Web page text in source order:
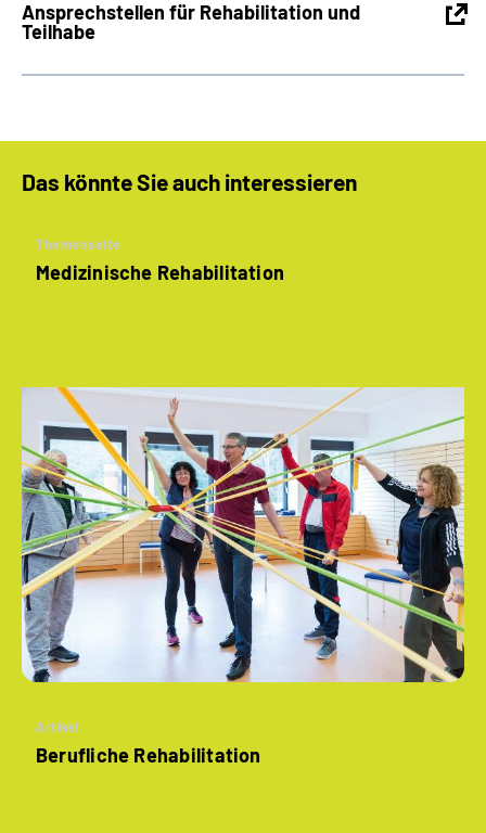
Ansprechstellen für Rehabilitation und
Teilhabe
Das könnte Sie auch interessieren
Themenseite
Medizinische Rehabilitation
Artikel
Berufliche Rehabilitation